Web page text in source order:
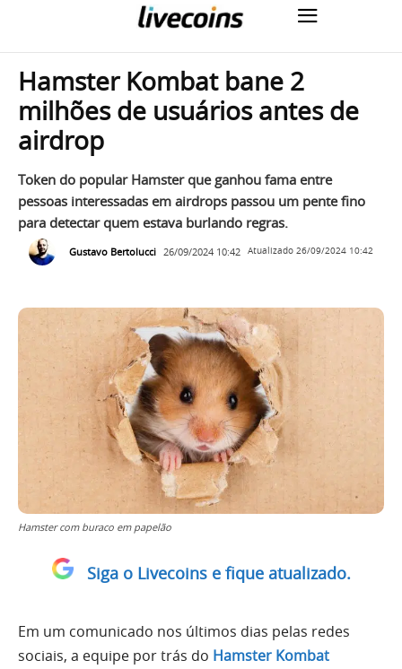
Hamster Kombat bane 2
milhões de usuários antes de
airdrop
Token do popular Hamster que ganhou fama entre
pessoas interessadas em airdrops passou um pente fino
para detectar quem estava burlando regras.
Gustavo Bertolucci 26/09/2024 10:42 Atualizado 26/09/2024 10:42
Hamster com buraco em papelão
Siga o Livecoins e fique atualizado.
Em um comunicado nos últimos dias pelas redes
sociais, a equipe por trás do Hamster Kombat